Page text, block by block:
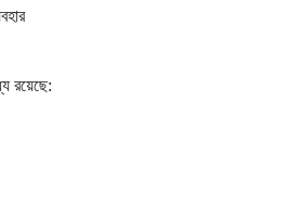
রয়েছে: